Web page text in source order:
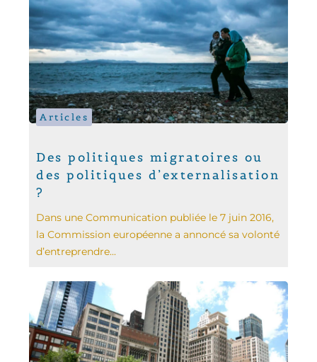
Articles
Des politiques migratoires ou
des politiques d’externalisation
?
Dans une Communication publiée le 7 juin 2016,
la Commission européenne a annoncé sa volonté
d’entreprendre...